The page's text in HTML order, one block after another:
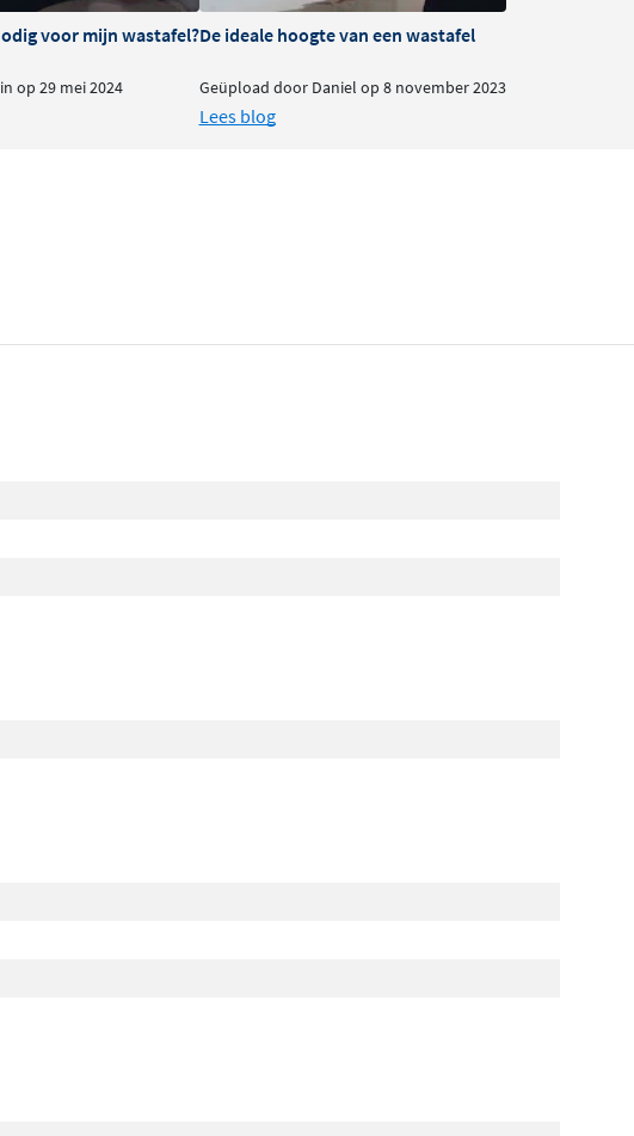
voor mijn wastafel?
op 29 mei 2024
De ideale hoogte van een wastafel
Geüpload door Daniel op 8 november 2023
Lees blog